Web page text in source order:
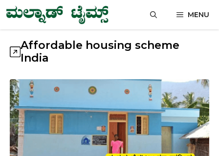
Skip
to
content
MENU
Affordable housing scheme
India